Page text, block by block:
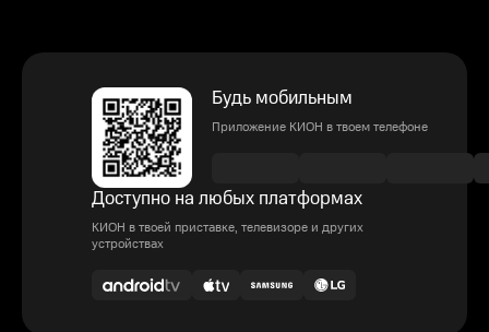
Будь мобильным
Приложение КИОН в твоем телефоне
Доступно на любых платформах
КИОН в твоей приставке, телевизоре и других
устройствах